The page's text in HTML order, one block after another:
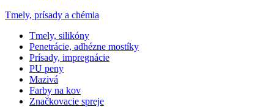
Tmely, prísady a chémia
Tmely, silikóny
Penetrácie, adhézne mostíky
Prísady, impregnácie
PU peny
Mazivá
Farby na kov
Značkovacie spreje